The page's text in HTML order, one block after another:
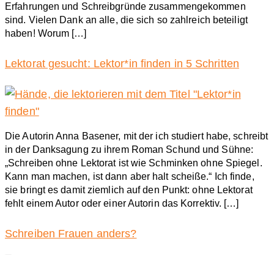
Erfahrungen und Schreibgründe zusammengekommen
sind. Vielen Dank an alle, die sich so zahlreich beteiligt
haben! Worum […]
Lektorat gesucht: Lektor*in finden in 5 Schritten
Die Autorin Anna Basener, mit der ich studiert habe, schreibt
in der Danksagung zu ihrem Roman Schund und Sühne:
„Schreiben ohne Lektorat ist wie Schminken ohne Spiegel.
Kann man machen, ist dann aber halt scheiße.“ Ich finde,
sie bringt es damit ziemlich auf den Punkt: ohne Lektorat
fehlt einem Autor oder einer Autorin das Korrektiv. […]
Schreiben Frauen anders?